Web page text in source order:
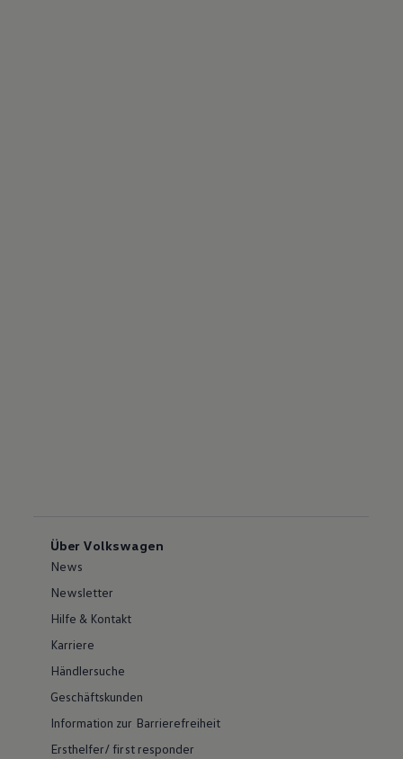
Über Volkswagen
News
Newsletter
Hilfe & Kontakt
Karriere
Händlersuche
Geschäftskunden
Information zur Barrierefreiheit
Ersthelfer/ first responder